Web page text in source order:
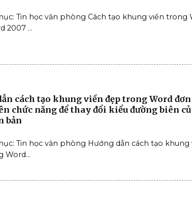
Tin học văn phòng Cách tạo khung viền trong
2007 ...
cách tạo khung viền đẹp trong Word đơn
chức năng để thay đổi kiểu đường biên
bản
Tin học văn phòng Hướng dẫn cách tạo khung
Word...